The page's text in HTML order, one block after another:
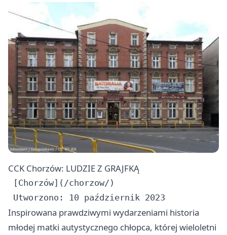
CCK Chorzów: LUDZIE Z GRAJFKĄ
[Chorzów](/chorzow/)
Inspirowana prawdziwymi wydarzeniami historia
młodej matki autystycznego chłopca, której wieloletni